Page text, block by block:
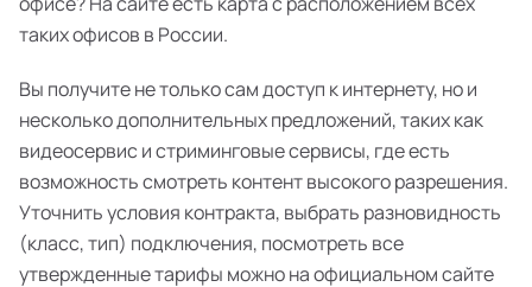
таких офисов в России.
Вы получите не только сам доступ к интернету, но и
несколько дополнительных предложений, таких как
видеосервис и стриминговые сервисы, где есть
возможность смотреть контент высокого разрешения.
Уточнить условия контракта, выбрать разновидность
(класс, тип) подключения, посмотреть все
утвержденные тарифы можно на официальном сайте